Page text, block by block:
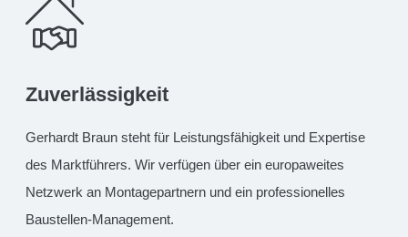
Zuverlässigkeit
Gerhardt Braun steht für Leistungsfähigkeit und Expertise
des Marktführers. Wir verfügen über ein europaweites
Netzwerk an Montagepartnern und ein professionelles
Baustellen-Management.